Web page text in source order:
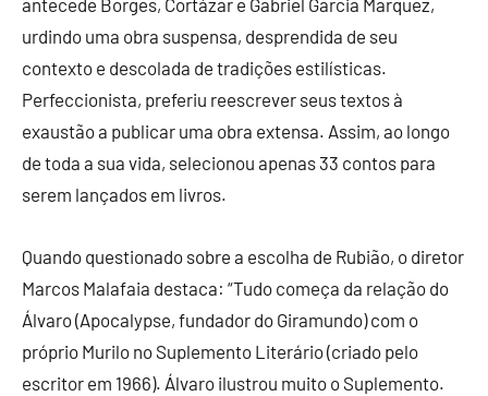
antecede Borges, Cortázar e Gabriel Garcia Marquez,
urdindo uma obra suspensa, desprendida de seu
contexto e descolada de tradições estilísticas.
Perfeccionista, preferiu reescrever seus textos à
exaustão a publicar uma obra extensa. Assim, ao longo
de toda a sua vida, selecionou apenas 33 contos para
serem lançados em livros.
Quando questionado sobre a escolha de Rubião, o diretor
Marcos Malafaia destaca: “Tudo começa da relação do
Álvaro (Apocalypse, fundador do Giramundo) com o
próprio Murilo no Suplemento Literário (criado pelo
escritor em 1966). Álvaro ilustrou muito o Suplemento.